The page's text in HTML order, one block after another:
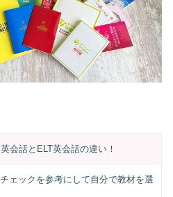
会話とELT英会話の違い！
ェックを参考にして自分で教材を選